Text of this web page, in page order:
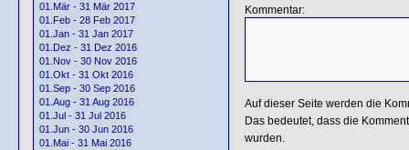
01.Mär - 31 Mär 2017
01.Feb - 28 Feb 2017
01.Jan - 31 Jan 2017
01.Dez - 31 Dez 2016
01.Nov - 30 Nov 2016
01.Okt - 31 Okt 2016
01.Sep - 30 Sep 2016
01.Aug - 31 Aug 2016
01.Jul - 31 Jul 2016
01.Jun - 30 Jun 2016
01.Mai - 31 Mai 2016
Kommentar:
Auf dieser Seite werden die
Das bedeutet, dass die
wurden.